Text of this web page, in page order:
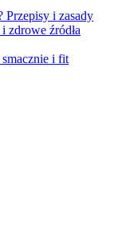
Przepisy i zasady
zdrowe źródła
smacznie i fit